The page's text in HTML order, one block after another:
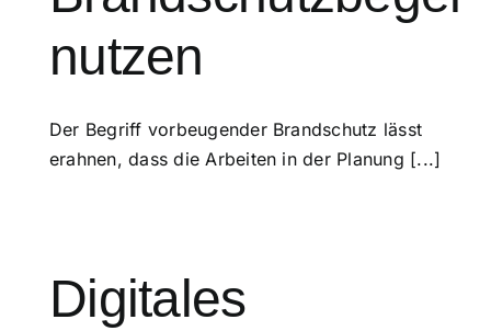
nutzen
Der Begriff vorbeugender Brandschutz lässt
erahnen, dass die Arbeiten in der Planung [...]
Digitales